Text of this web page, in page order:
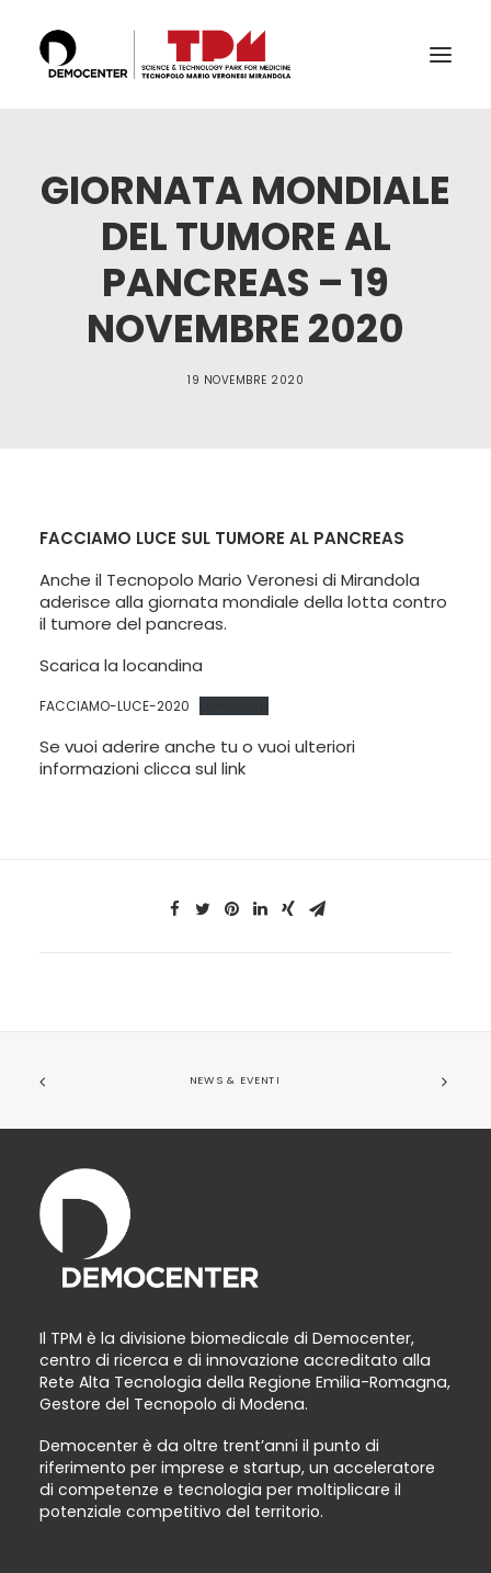
SERVIZI
CERTIFICAZIONI E ACCREDITAMENTI
IL TEAM
ENG
GIORNATA MONDIALE
DEL TUMORE AL
PANCREAS – 19
NOVEMBRE 2020
19 NOVEMBRE 2020
FACCIAMO LUCE SUL TUMORE AL PANCREAS
Anche il Tecnopolo Mario Veronesi di Mirandola
aderisce alla giornata mondiale della lotta contro
il tumore del pancreas.
Scarica la locandina
FACCIAMO-LUCE-2020
Se vuoi aderire anche tu o vuoi ulteriori
informazioni clicca sul link
NEWS & EVENTI
Il TPM è la divisione biomedicale di Democenter,
centro di ricerca e di innovazione accreditato alla
Rete Alta Tecnologia della Regione Emilia-Romagna,
Gestore del Tecnopolo di Modena.
Democenter è da oltre trent’anni il punto di
riferimento per imprese e startup, un acceleratore
di competenze e tecnologia per moltiplicare il
potenziale competitivo del territorio.